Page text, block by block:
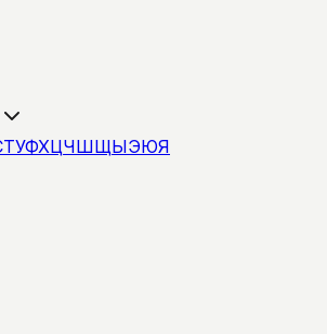
ТУФХЦЧШЩЫЭЮЯ